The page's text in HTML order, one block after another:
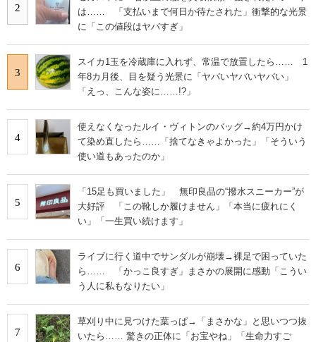
2
は…… 「支払いまで何日か待たされた」衝撃的な光景
に「この値段はヤバすぎ」
3
スイカ1玉を冷蔵庫に入れず、常温で放置したら…… 1
年8カ月後、目を疑う光景に「ヤバいヤバいヤバい」
「えっ、こんな姿に……!?」
4
使えなくなったルイ・ヴィトンのバッグ→約4万円かけ
て染め直したら……「捨てなきゃよかった」「そういう
使い道もあったのか」
5
「15足も買いました」 無印良品の“撥水スニーカー”が
大好評 「この靴しか履けません」「本当に疲れにく
い」「一生買い続けます」
6
ライブに行く道中でサンダルが崩壊→裸足で困っていた
ら…… 「かっこ良すぎ」まさかの展開に感動「こうい
う人に私もなりたい」
7
草刈り中に見つけた葉っぱ→「まさかな」と思いつつ抜
いたら…… 驚きの正体に「お宝やね」「生命力すご